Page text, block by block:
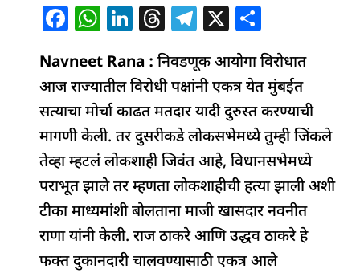
F
c
e
b
o
o
k
W
at
s
A
p
p
Li
k
e
dI
n
T
h
re
a
d
s
T
e
g
ra
m
X
h
ar
e
Navneet Rana : निवडणूक आयोगा विरोधात
आज राज्यातील विरोधी पक्षांनी एकत्र येत मुंबईत
सत्याचा मोर्चा काढत मतदार यादी दुरुस्त करण्याची
मागणी केली. तर दुसरीकडे लोकसभेमध्ये तुम्ही जिंकले
तेव्हा म्हटलं लोकशाही जिवंत आहे, विधानसभेमध्ये
पराभूत झाले तर म्हणता लोकशाहीची हत्या झाली अशी
टीका माध्यमांशी बोलताना माजी खासदार नवनीत
राणा यांनी केली. राज ठाकरे आणि उद्धव ठाकरे हे
फक्त दुकानदारी चालवण्यासाठी एकत्र आले